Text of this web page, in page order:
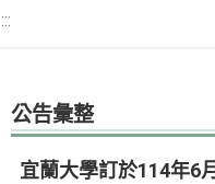
:::
公告彙整
宜蘭大學訂於114年6